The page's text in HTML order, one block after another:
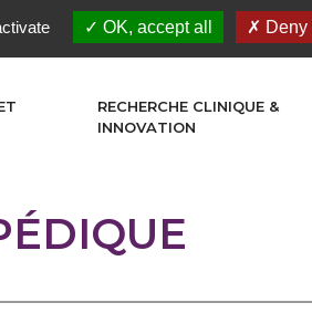
RECHERCHE CLINIQUE &
INNOVATION
OK, accept all